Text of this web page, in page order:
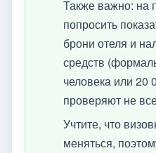
Также важно: на
попросить
брони отеля и
средств
человека или 20
проверяют не
Учтите, что
меняться,